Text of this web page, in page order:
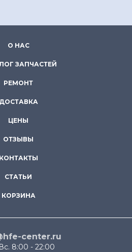
О НАС
ЗАПЧАСТЕЙ
РЕМОНТ
ДОСТАВКА
ЦЕНЫ
ОТЗЫВЫ
КОНТАКТЫ
СТАТЬИ
КОРЗИНА
center.ru
8:00 - 22:00